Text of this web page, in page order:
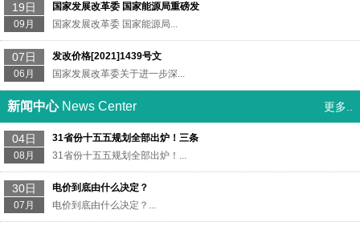
19日
09月
国家发展改革委 国家能源局重磅发
国家发展改革委 国家能源局...
07日
06月
发改价格[2021]1439号文
国家发展改革委关于进一步深...
新闻中心News Center 更多..
04日
08月
31省份十五五规划全部出炉！三条
31省份十五五规划全部出炉！...
30日
07月
电价到底由什么决定？
电价到底由什么决定？...